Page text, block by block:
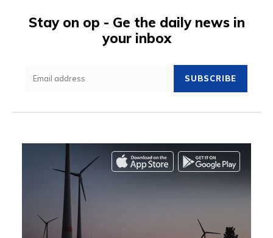
Stay on op - Ge the daily news in
your inbox
SUBSCRIBE